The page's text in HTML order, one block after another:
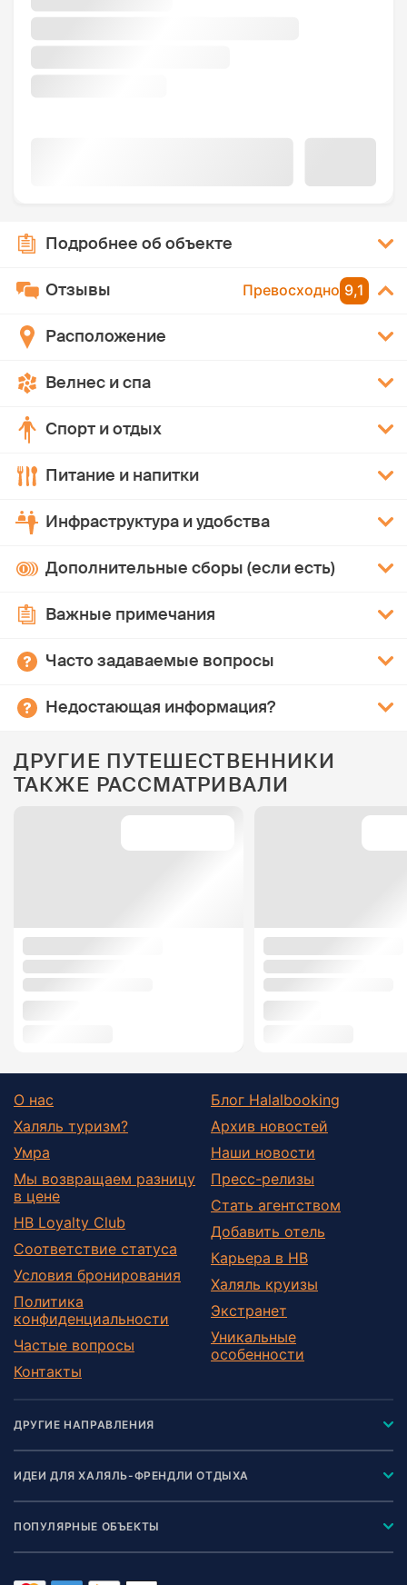
Подробнее об объекте
Отзывы Превосходно 9,1
Расположение
Велнес и спа
Спорт и отдых
Питание и напитки
Инфраструктура и удобства
Дополнительные сборы (если есть)
Важные примечания
Часто задаваемые вопросы
Недостающая информация?
ДРУГИЕ ПУТЕШЕСТВЕННИКИ
ТАКЖЕ РАССМАТРИВАЛИ
О нас
Халяль туризм?
Умра
Мы возвращаем разницу
в цене
HB Loyalty Club
Соответствие статуса
Условия бронирования
Политика
конфиденциальности
Частые вопросы
Контакты
Блог Halalbooking
Архив новостей
Наши новости
Пресс-релизы
Стать агентством
Добавить отель
Карьера в HB
Халяль круизы
Экстранет
Уникальные
особенности
ДРУГИЕ НАПРАВЛЕНИЯ
ИДЕИ ДЛЯ ХАЛЯЛЬ-ФРЕНДЛИ ОТДЫХА
ПОПУЛЯРНЫЕ ОБЪЕКТЫ